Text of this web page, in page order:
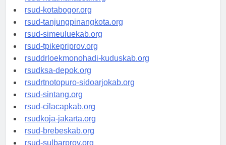
rsud-kotamakassar.org
rsud-kotabogor.org
rsud-tanjungpinangkota.org
rsud-simeuluekab.org
rsud-tpikepriprov.org
rsuddrloekmonohadi-kuduskab.org
rsudksa-depok.org
rsudrtnotopuro-sidoarjokab.org
rsud-sintang.org
rsud-cilacapkab.org
rsudkoja-jakarta.org
rsud-brebeskab.org